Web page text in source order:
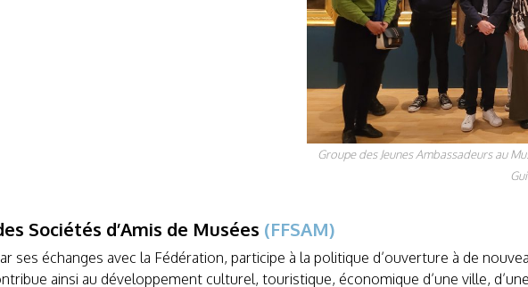
Groupe des Jeunes Ambassadeurs au
Sociétés d’Amis de Musées (FFSAM)
ses échanges avec la Fédération, participe à la politique d’ouverture à de
ainsi au développement culturel, touristique, économique d’une ville,